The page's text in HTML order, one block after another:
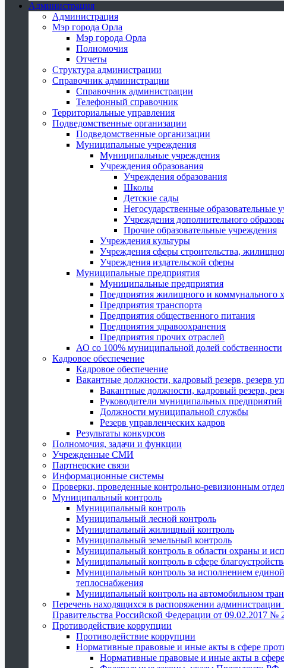
Администрация
Администрация
Мэр города Орла
Мэр города Орла
Полномочия
Отчеты
Структура администрации
Справочник администрации
Справочник администрации
Телефонный справочник
Территориальные управления
Подведомственные организации
Подведомственные организации
Муниципальные учреждения
Муниципальные учреждения
Учреждения образования
Учреждения образования
Школы
Детские сады
Негосударственные образовательные
Учреждения дополнительного
Прочие образовательные учреждения
Учреждения культуры
Учреждения сферы строительства,
Учреждения издательской сферы
Муниципальные предприятия
Муниципальные предприятия
Предприятия жилищного и коммунального
Предприятия транспорта
Предприятия общественного питания
Предприятия здравоохранения
Предприятия прочих отраслей
АО со 100% муниципальной долей собственности
Кадровое обеспечение
Кадровое обеспечение
Вакантные должности, кадровый резерв, резерв
Вакантные должности, кадровый резерв,
Руководители муниципальных предприятий
Должности муниципальной службы
Резерв управленческих кадров
Результаты конкурсов
Полномочия, задачи и функции
Учрежденные СМИ
Партнерские связи
Информационные системы
Проверки, проведенные контрольно-ревизионным
Муниципальный контроль
Муниципальный контроль
Муниципальный лесной контроль
Муниципальный жилищный контроль
Муниципальный земельный контроль
Муниципальный контроль в области охраны и
Муниципальный контроль в сфере
Муниципальный контроль за исполнением единой
теплоснабжения
Муниципальный контроль на автомобильном
Перечень находящихся в распоряжении
Правительства Российской Федерации от 09.02.2017 №
Противодействие коррупции
Противодействие коррупции
Нормативные правовые и иные акты в сфере
Нормативные правовые и иные акты в